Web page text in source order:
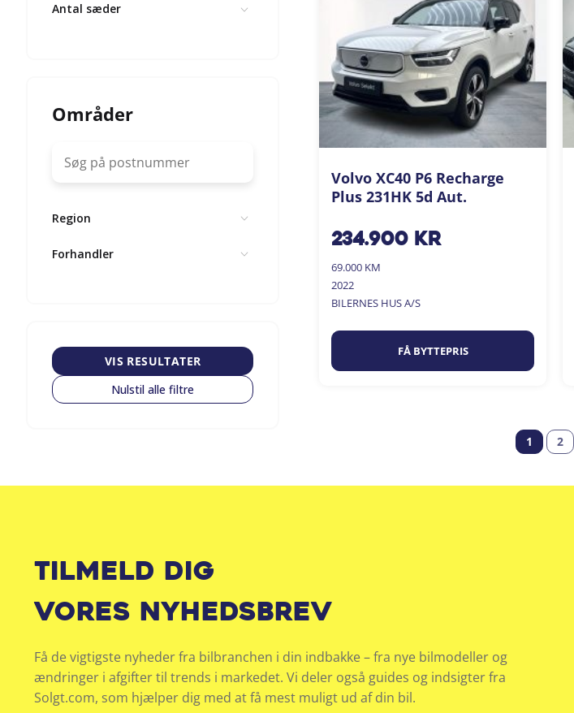
Antal sæder
Områder
Region
Forhandler
VIS RESULTATER
Nulstil alle filtre
Volvo XC40 P6 Recharge
Plus 231HK 5d Aut.
234.900kr
69.000 KM
2022
BILERNES HUS A/S
FÅ BYTTEPRIS
1 2
Tilmeld dig
vores nyhedsbrev
Få de vigtigste nyheder fra bilbranchen i din indbakke – fra nye bilmodeller og
ændringer i afgifter til trends i markedet. Vi deler også guides og indsigter fra
Solgt.com, som hjælper dig med at få mest muligt ud af din bil.